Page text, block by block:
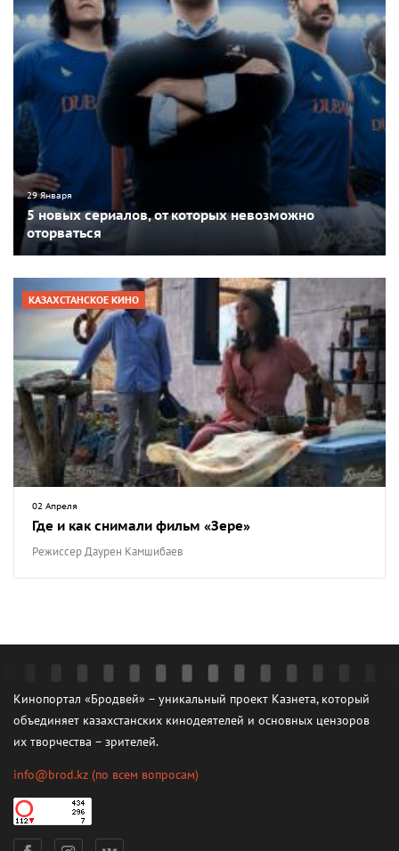
29 Января
5 новых сериалов, от которых невозможно
оторваться
КАЗАХСТАНСКОЕ КИНО
02 Апреля
Где и как снимали фильм «Зере»
Режиссер Даурен Камшибаев
Кинопортал «Бродвей» – уникальный проект Казнета, который
объединяет казахстанских кинодеятелей и основных цензоров
их творчества – зрителей.
info@brod.kz (по всем вопросам)